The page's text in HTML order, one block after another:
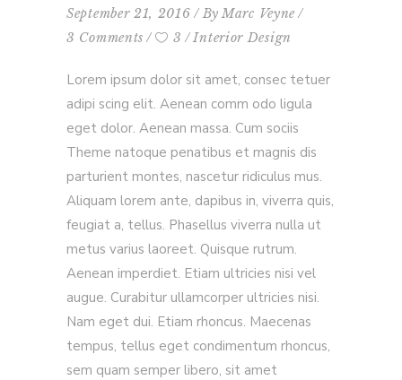
September 21, 2016 By Marc Veyne
3 Comments
3 Interior Design
Lorem ipsum dolor sit amet, consec tetuer
adipi scing elit. Aenean comm odo ligula
eget dolor. Aenean massa. Cum sociis
Theme natoque penatibus et magnis dis
parturient montes, nascetur ridiculus mus.
Aliquam lorem ante, dapibus in, viverra quis,
feugiat a, tellus. Phasellus viverra nulla ut
metus varius laoreet. Quisque rutrum.
Aenean imperdiet. Etiam ultricies nisi vel
augue. Curabitur ullamcorper ultricies nisi.
Nam eget dui. Etiam rhoncus. Maecenas
tempus, tellus eget condimentum rhoncus,
sem quam semper libero, sit amet